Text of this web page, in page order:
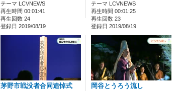
テーマ LCVNEWS
再生時間 00:01:41
再生回数 24
登録日 2019/08/19
テーマ LCVNEWS
再生時間 00:01:25
再生回数 23
登録日 2019/08/19
茅野市戦没者合同追悼式 岡谷とうろう流し